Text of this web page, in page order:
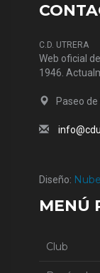
C.D. UTRERA
Web oficial
1946.
Paseo
Diseño:
MENÚ
Club